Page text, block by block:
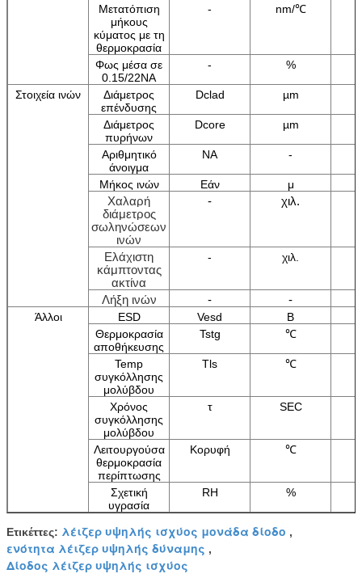
Μετατόπιση
μήκους
κύματος με τη
θερμοκρασία
- nm/℃
Φως μέσα σε
0.15/22NA
- %
Στοιχεία ινών
Διάμετρος
επένδυσης
Dclad µm
Διάμετρος
πυρήνων
Dcore µm
Αριθμητικό
άνοιγμα
NA -
Μήκος ινών Εάν μ
Χαλαρή
διάμετρος
σωληνώσεων
ινών
- χιλ.
Ελάχιστη
κάμπτοντας
ακτίνα
- χιλ.
Λήξη ινών - -
Άλλοι ESD Vesd
Β
Θερμοκρασία
αποθήκευσης
Tstg ℃
Temp
συγκόλλησης
μολύβδου
Tls ℃
Χρόνος
συγκόλλησης
μολύβδου
τ SEC
Λειτουργούσα
θερμοκρασία
περίπτωσης
Κορυφή ℃
Σχετική
υγρασία
RH %
Ετικέττες: λέιζερ υψηλής ισχύος μονάδα δίοδο ,
ενότητα λέιζερ υψηλής δύναμης ,
Δίοδος λέιζερ υψηλής ισχύος